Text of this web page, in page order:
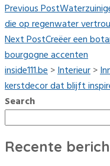
Previous Post
die op regenwater
Next PostCreëer een
bourgogne accenten
inside111.be>Interieur>
kerstdecor dat blijft
Search
Recente